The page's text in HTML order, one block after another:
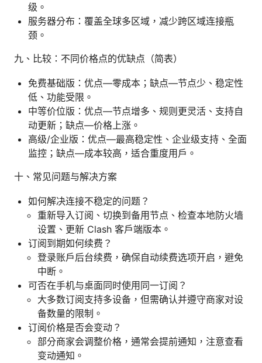
级。
服务器分布：覆盖全球多区域，减少跨区域连接瓶
颈。
九、比较：不同价格点的优缺点（简表）
免费基础版：优点—零成本；缺点—节点少、稳定性
低、功能受限。
中等价位版：优点—节点增多、规则更灵活、支持自
动更新；缺点—价格上涨。
高级/企业版：优点—最高稳定性、企业级支持、全面
监控；缺点—成本较高，适合重度用户。
十、常见问题与解决方案
如何解决连接不稳定的问题？
重新导入订阅、切换到备用节点、检查本地防火墙
设置、更新 Clash 客户端版本。
订阅到期如何续费？
登录账户后台续费，确保自动续费选项开启，避免
中断。
可否在手机与桌面同时使用同一订阅？
大多数订阅支持多设备，但需确认并遵守商家对设
备数量的限制。
订阅价格是否会变动？
部分商家会调整价格，通常会提前通知，注意查看
变动通知。